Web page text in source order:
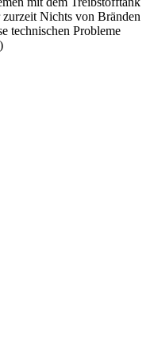
Nichts von Bränden
technischen Probleme